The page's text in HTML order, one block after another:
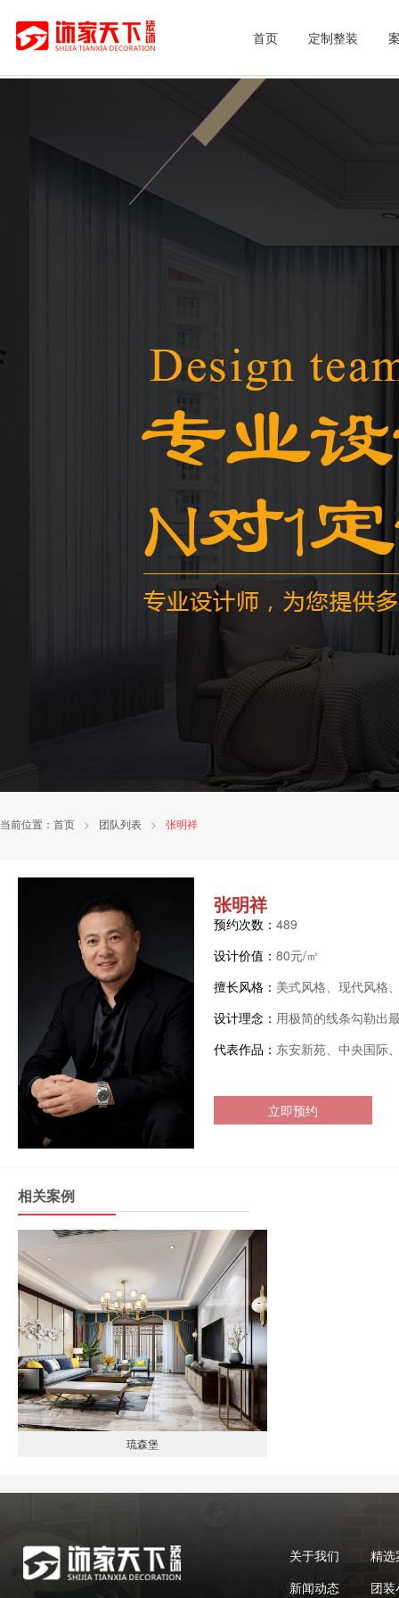
首页 定制整装
当前位置： 首页 > 团队列表 > 张明祥
张明祥
预约次数： 489
设计价值： 80元/㎡
擅长风格： 美式风格、现代风格
设计理念： 用极简的线条勾勒出
代表作品： 东安新苑、中央国际
立即预约
相关案例
琉森堡
关于我们
新闻动态
精选
团